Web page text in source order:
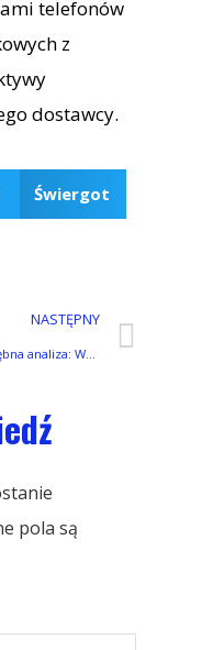
telefonów
z
dostawcy.
Świergot
NASTĘPNY
Dogłębna analiza: Wyświetlane technologie w telefonach Xiaomi Redmi (IPS LCD vs.. AMOLED vs.. LTPO AMOLED)
pola są